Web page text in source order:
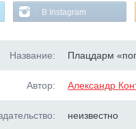
В Instagram
Название: Плацдарм
Автор: Александр
неизвестно